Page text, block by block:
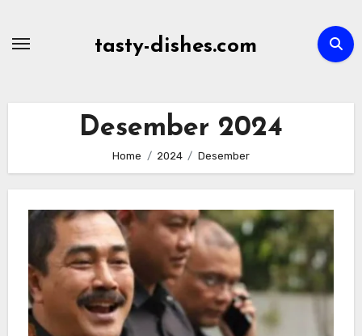
tasty-dishes.com
Desember 2024
Home 2024 Desember